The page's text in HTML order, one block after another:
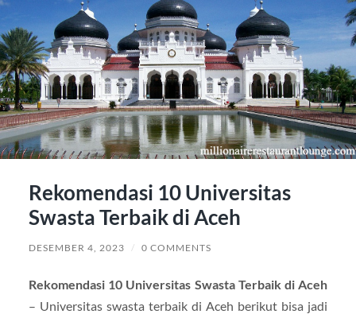
Rekomendasi 10 Universitas
Swasta Terbaik di Aceh
DESEMBER 4, 2023 / 0 COMMENTS
Rekomendasi 10 Universitas Swasta Terbaik di Aceh
– Universitas swasta terbaik di Aceh berikut bisa jadi